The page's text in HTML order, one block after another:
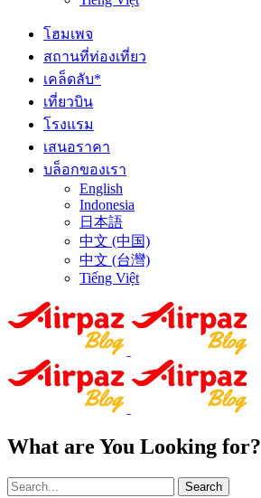
โฮมเพจ
สถานที่ท่องเที่ยว
เคล็ดลับ*
เที่ยวบิน
โรงแรม
เสนอราคา
บล็อกของเรา
English
Indonesia
日本語
中文 (中国)
中文 (台灣)
Tiếng Việt
What are You Looking for?
Search